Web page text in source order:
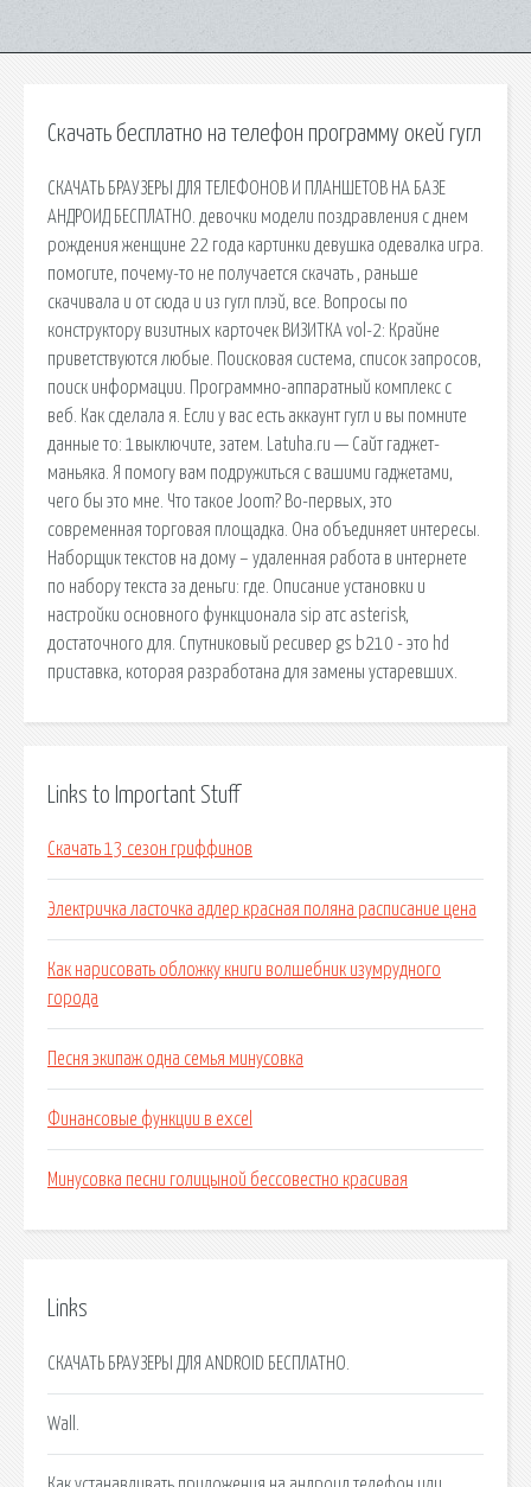
Скачать бесплатно на телефон программу окей гугл
СКАЧАТЬ БРАУЗЕРЫ ДЛЯ ТЕЛЕФОНОВ И ПЛАНШЕТОВ НА БАЗЕ
АНДРОИД БЕСПЛАТНО. девочки модели поздравления с днем
рождения женщине 22 года картинки девушка одевалка игра.
помогите, почему-то не получается скачать , раньше
скачивала и от сюда и из гугл плэй, все. Вопросы по
конструктору визитных карточек ВИЗИТКА vol-2: Крайне
приветствуются любые. Поисковая сиcтема, список запросов,
поиск информации. Программно-аппаратный комплекс с
веб. Как сделала я. Если у вас есть аккаунт гугл и вы помните
данные то: 1выключите, затем. Latuha.ru — Сайт гаджет-
маньяка. Я помогу вам подружиться с вашими гаджетами,
чего бы это мне. Что такое Joom? Во-первых, это
современная торговая площадка. Она объединяет интересы.
Наборщик текстов на дому – удаленная работа в интернете
по набору текста за деньги: где. Описание установки и
настройки основного функционала sip атс asterisk,
достаточного для. Спутниковый ресивер gs b210 - это hd
приставка, которая разработана для замены устаревших.
Links to Important Stuff
Скачать 13 сезон гриффинов
Электричка ласточка адлер красная поляна расписание цена
Как нарисовать обложку книги волшебник изумрудного
города
Песня экипаж одна семья минусовка
Финансовые функции в excel
Минусовка песни голицыной бессовестно красивая
Links
СКАЧАТЬ БРАУЗЕРЫ ДЛЯ ANDROID БЕСПЛАТНО.
Wall.